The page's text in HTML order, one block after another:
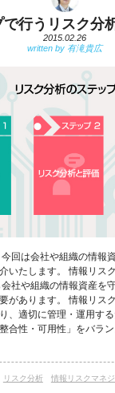
行うリスク分
2015.02.26
回は会社や組織の情報
いたします。 情報リス
社や組織の情報資産を
があります。 情報リス
、適切に管理・運用す
合性・可用性」をバラ
ジメントの最初の段階と
れる損害を評価するこ
みましょう。 リスク分
リスク分析 情報リスクマネ